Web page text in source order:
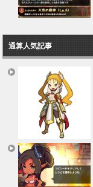
通算人気記事